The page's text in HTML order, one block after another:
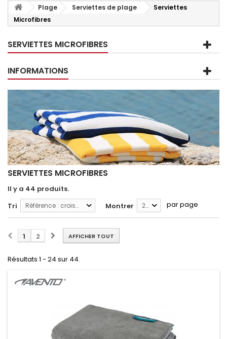
Plage Serviettes de plage
Serviettes
Microfibres
SERVIETTES MICROFIBRES
INFORMATIONS
SERVIETTES MICROFIBRES
Il y a 44 produits.
Tri
Référence : croissante Montrer 24 par page
AFFICHER TOUT
1 2
Résultats 1 - 24 sur 44.